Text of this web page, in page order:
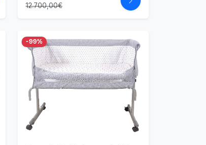
12.700,00€
-99%